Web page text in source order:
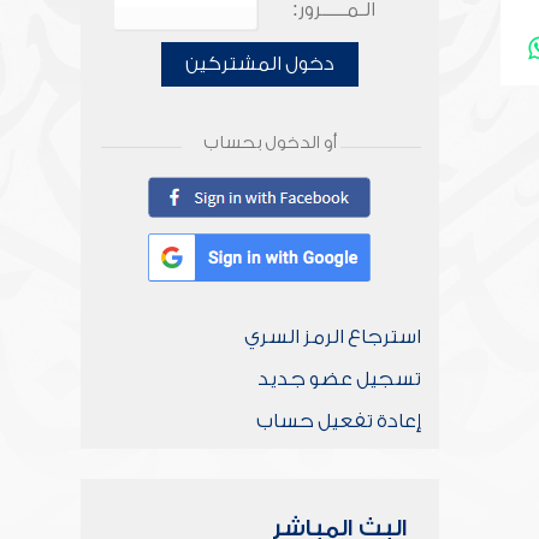
الـمـــــرور:
دخول المشتركين
أو الدخول بحساب
استرجاع الرمز السري
تسجيل عضو جديد
إعادة تفعيل حساب
البث المباشر